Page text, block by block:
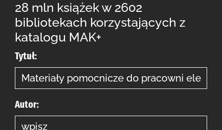
28 mln książek w 2602
bibliotekach korzystających z
katalogu MAK+
Tytuł:
Autor: